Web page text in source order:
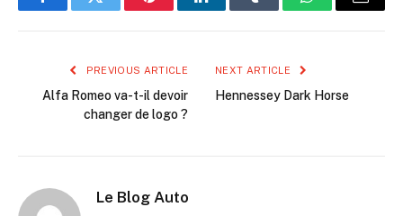
FacebookTwitter PinterestLinkedInTumblr WhatsAppEmail
PREVIOUS ARTICLE
Alfa Romeo va-t-il devoir
changer de logo ?
NEXT ARTICLE
Hennessey Dark Horse
Le Blog Auto